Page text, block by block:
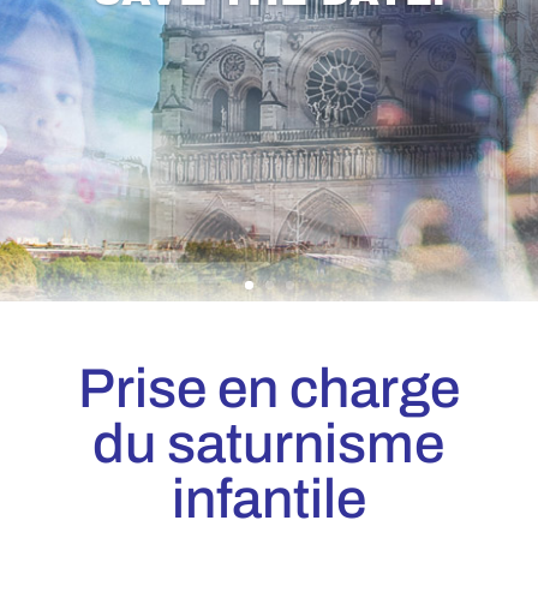
Paris 2022
Prise en charge
du saturnisme
infantile